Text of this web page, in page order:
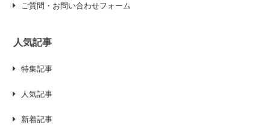
ご質問・お問い合わせフォーム
人気記事
特集記事
人気記事
新着記事